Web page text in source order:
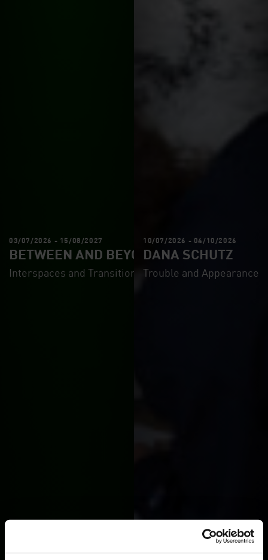
03/07/2026 - 15/08/2027
BETWEEN AND BEYOND
Interspaces and Transitions in Art since 1960
10/07/2026 - 04/10/2026
DANA SCHUTZ
Trouble and Appearance